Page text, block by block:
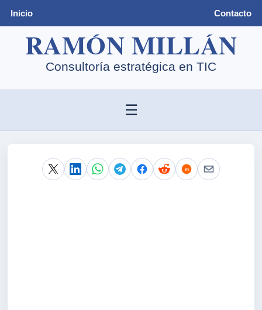
Inicio Contacto
☰